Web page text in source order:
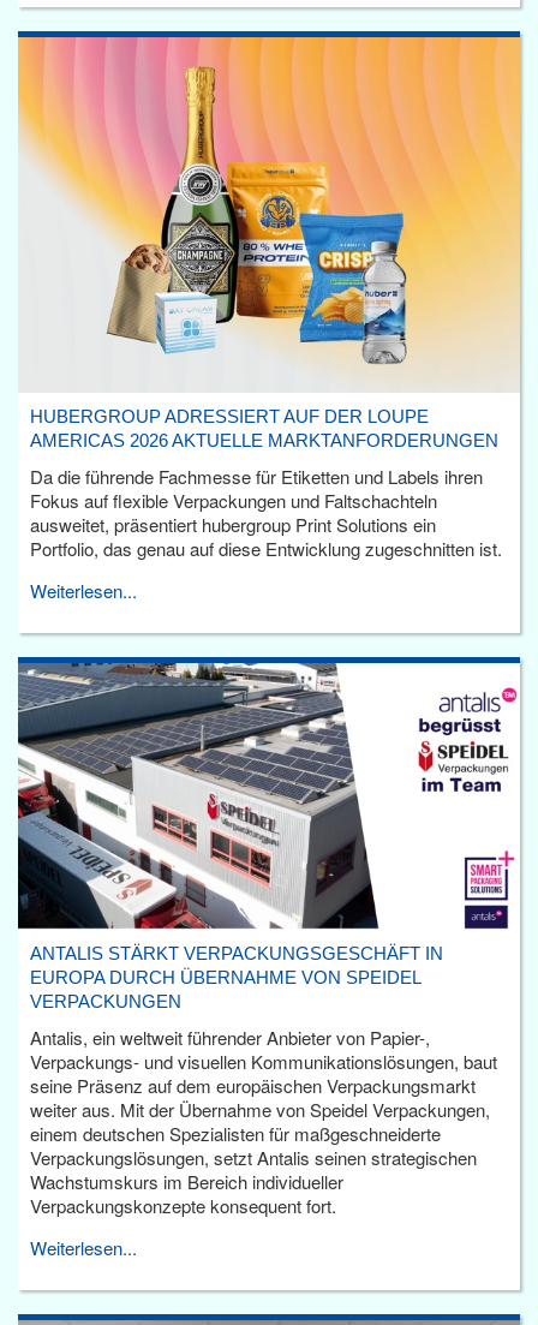
HUBERGROUP ADRESSIERT AUF DER LOUPE
AMERICAS 2026 AKTUELLE MARKTANFORDERUNGEN
Da die führende Fachmesse für Etiketten und Labels ihren
Fokus auf flexible Verpackungen und Faltschachteln
ausweitet, präsentiert hubergroup Print Solutions ein
Portfolio, das genau auf diese Entwicklung zugeschnitten ist.
Weiterlesen...
ANTALIS STÄRKT VERPACKUNGSGESCHÄFT IN
EUROPA DURCH ÜBERNAHME VON SPEIDEL
VERPACKUNGEN
Antalis, ein weltweit führender Anbieter von Papier-,
Verpackungs- und visuellen Kommunikationslösungen, baut
seine Präsenz auf dem europäischen Verpackungsmarkt
weiter aus. Mit der Übernahme von Speidel Verpackungen,
einem deutschen Spezialisten für maßgeschneiderte
Verpackungslösungen, setzt Antalis seinen strategischen
Wachstumskurs im Bereich individueller
Verpackungskonzepte konsequent fort.
Weiterlesen...